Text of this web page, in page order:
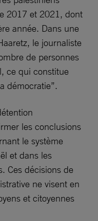
2017 et 2021, dont
année. Dans une
le journaliste
de personnes
ce qui constitue
démocratie”.
les conclusions
le système
et dans les
Ces décisions de
ne visent en
et citoyennes